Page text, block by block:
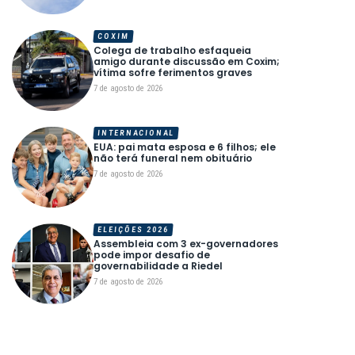
Colega de trabalho esfaqueia
amigo durante discussão em Coxim;
vítima sofre ferimentos graves
7 de agosto de 2026
COXIM
EUA: pai mata esposa e 6 filhos; ele
não terá funeral nem obituário
7 de agosto de 2026
INTERNACIONAL
Assembleia com 3 ex-governadores
pode impor desafio de
governabilidade a Riedel
7 de agosto de 2026
ELEIÇÕES 2026